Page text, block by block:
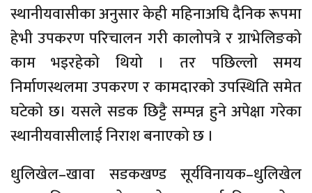
स्थानीयवासीका अनुसार केही महिनाअघि दैनिक रूपमा
हेभी उपकरण परिचालन गरी कालोपत्रे र ग्राभेलिङको
काम भइरहेको थियो । तर पछिल्लो समय
निर्माणस्थलमा उपकरण र कामदारको उपस्थिति समेत
घटेको छ। यसले सडक छिट्टै सम्पन्न हुने अपेक्षा गरेका
स्थानीयवासीलाई निराश बनाएको छ ।
धुलिखेल–खावा सडकखण्ड सूर्यविनायक–धुलिखेल